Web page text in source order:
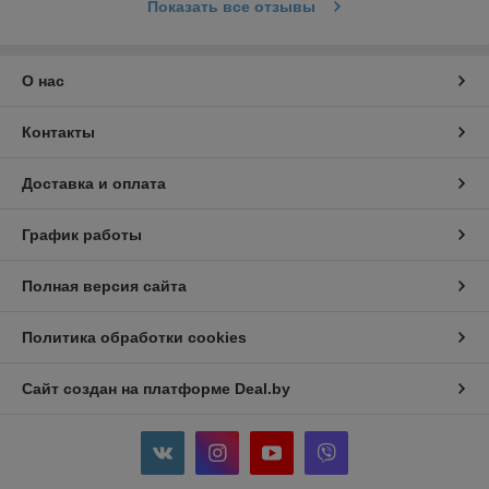
Все минифигурки, представленные в ассортименте
детского здоровья.
Показать все отзывы
О нас
Контакты
Доставка и оплата
График работы
Полная версия сайта
Политика обработки cookies
Сайт создан на платформе Deal.by